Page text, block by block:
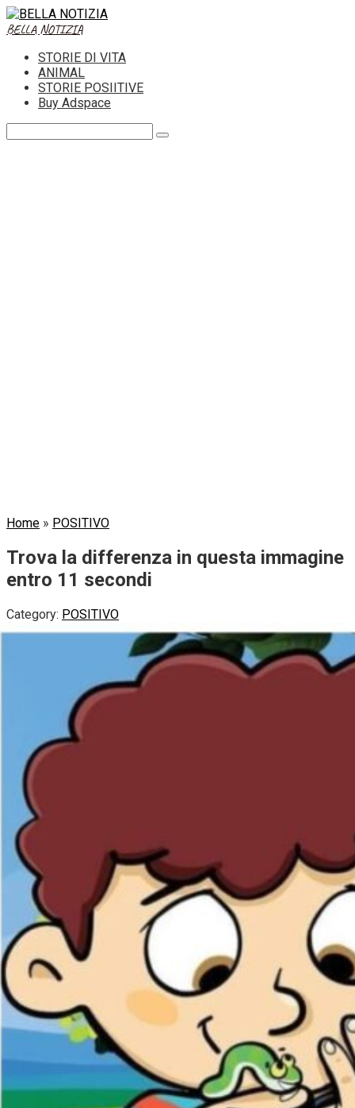
Skip
to
BELLA NOTIZIA
STORIE DI VITA
ANIMAL
STORIE POSIITIVE
Buy Adspace
Home » POSITIVO
Trova la differenza in questa immagine
entro 11 secondi
Category: POSITIVO